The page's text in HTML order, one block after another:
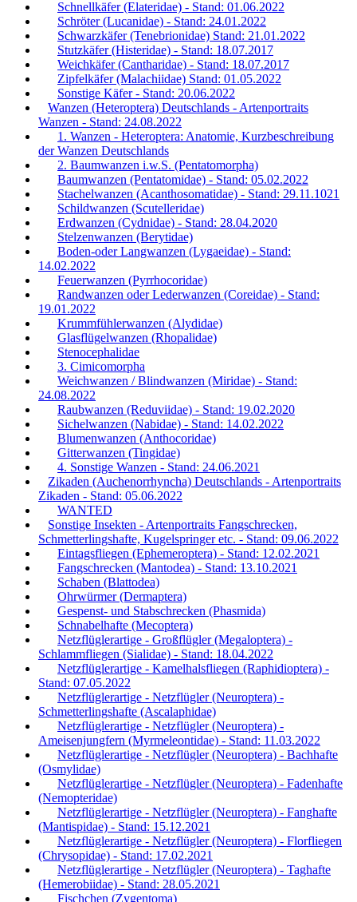
Schnellkäfer (Elateridae) - Stand: 01.06.2022
Schröter (Lucanidae) - Stand: 24.01.2022
Schwarzkäfer (Tenebrionidae) Stand: 21.01.2022
Stutzkäfer (Histeridae) - Stand: 18.07.2017
Weichkäfer (Cantharidae) - Stand: 18.07.2017
Zipfelkäfer (Malachiidae) Stand: 01.05.2022
Sonstige Käfer - Stand: 20.06.2022
Wanzen (Heteroptera) Deutschlands - Artenportraits
Wanzen - Stand: 24.08.2022
1. Wanzen - Heteroptera: Anatomie, Kurzbeschreibung
der Wanzen Deutschlands
2. Baumwanzen i.w.S. (Pentatomorpha)
Baumwanzen (Pentatomidae) - Stand: 05.02.2022
Stachelwanzen (Acanthosomatidae) - Stand: 29.11.1021
Schildwanzen (Scutelleridae)
Erdwanzen (Cydnidae) - Stand: 28.04.2020
Stelzenwanzen (Berytidae)
Boden-oder Langwanzen (Lygaeidae) - Stand:
14.02.2022
Feuerwanzen (Pyrrhocoridae)
Randwanzen oder Lederwanzen (Coreidae) - Stand:
19.01.2022
Krummfühlerwanzen (Alydidae)
Glasflügelwanzen (Rhopalidae)
Stenocephalidae
3. Cimicomorpha
Weichwanzen / Blindwanzen (Miridae) - Stand:
24.08.2022
Raubwanzen (Reduviidae) - Stand: 19.02.2020
Sichelwanzen (Nabidae) - Stand: 14.02.2022
Blumenwanzen (Anthocoridae)
Gitterwanzen (Tingidae)
4. Sonstige Wanzen - Stand: 24.06.2021
Zikaden (Auchenorrhyncha) Deutschlands - Artenportraits
Zikaden - Stand: 05.06.2022
WANTED
Sonstige Insekten - Artenportraits Fangschrecken,
Schmetterlingshafte, Kugelspringer etc. - Stand: 09.06.2022
Eintagsfliegen (Ephemeroptera) - Stand: 12.02.2021
Fangschrecken (Mantodea) - Stand: 13.10.2021
Schaben (Blattodea)
Ohrwürmer (Dermaptera)
Gespenst- und Stabschrecken (Phasmida)
Schnabelhafte (Mecoptera)
Netzflüglerartige - Großflügler (Megaloptera) -
Schlammfliegen (Sialidae) - Stand: 18.04.2022
Netzflüglerartige - Kamelhalsfliegen (Raphidioptera) -
Stand: 07.05.2022
Netzflüglerartige - Netzflügler (Neuroptera) -
Schmetterlingshafte (Ascalaphidae)
Netzflüglerartige - Netzflügler (Neuroptera) -
Ameisenjungfern (Myrmeleontidae) - Stand: 11.03.2022
Netzflüglerartige - Netzflügler (Neuroptera) - Bachhafte
(Osmylidae)
Netzflüglerartige - Netzflügler (Neuroptera) - Fadenhafte
(Nemopteridae)
Netzflüglerartige - Netzflügler (Neuroptera) - Fanghafte
(Mantispidae) - Stand: 15.12.2021
Netzflüglerartige - Netzflügler (Neuroptera) - Florfliegen
(Chrysopidae) - Stand: 17.02.2021
Netzflüglerartige - Netzflügler (Neuroptera) - Taghafte
(Hemerobiidae) - Stand: 28.05.2021
Fischchen (Zygentoma)